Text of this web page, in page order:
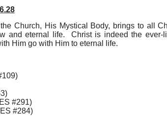
Church, His Mystical Body, brings to all
and eternal life. Christ is indeed the ever-
Him go with Him to eternal life.
109)
)
S #291)
S #284)